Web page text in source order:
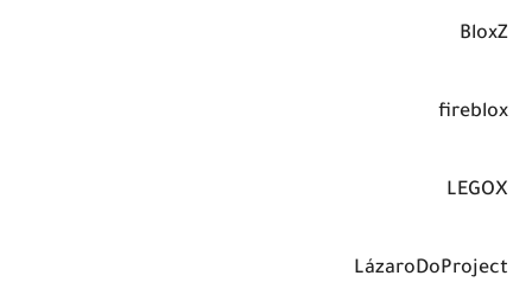
BloxZ
fireblox
LEGOX
LázaroDoProject